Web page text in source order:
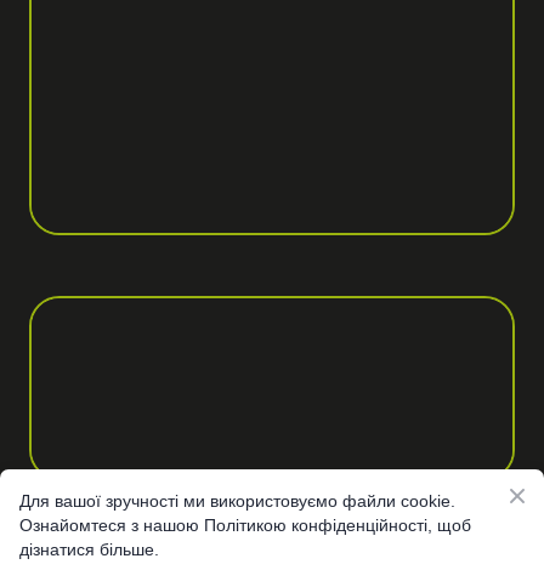
Для вашої зручності ми використовуємо файли cookie.
Ознайомтеся з нашою Політикою конфіденційності, щоб
дізнатися більше.